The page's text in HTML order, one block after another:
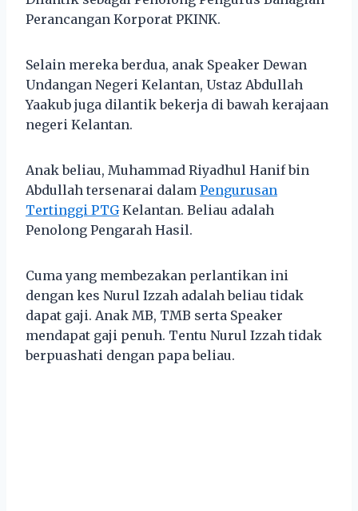
Perancangan Korporat PKINK.
Selain mereka berdua, anak Speaker Dewan
Undangan Negeri Kelantan, Ustaz Abdullah
Yaakub juga dilantik bekerja di bawah kerajaan
negeri Kelantan.
Anak beliau, Muhammad Riyadhul Hanif bin
Abdullah tersenarai dalam Pengurusan
Tertinggi PTGKelantan. Beliau adalah
Penolong Pengarah Hasil.
Cuma yang membezakan perlantikan ini
dengan kes Nurul Izzah adalah beliau tidak
dapat gaji. Anak MB, TMB serta Speaker
mendapat gaji penuh. Tentu Nurul Izzah tidak
berpuashati dengan papa beliau.